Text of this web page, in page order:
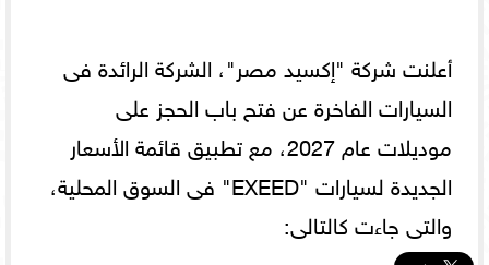
أعلنت شركة "إكسيد مصر"، الشركة الرائدة فى
السيارات الفاخرة عن فتح باب الحجز على
موديلات عام 2027، مع تطبيق قائمة الأسعار
الجديدة لسيارات "EXEED" فى السوق المحلية،
والتى جاءت كالتالى: